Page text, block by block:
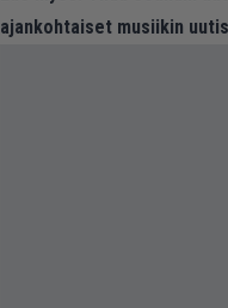
ajankohtaiset musiikin